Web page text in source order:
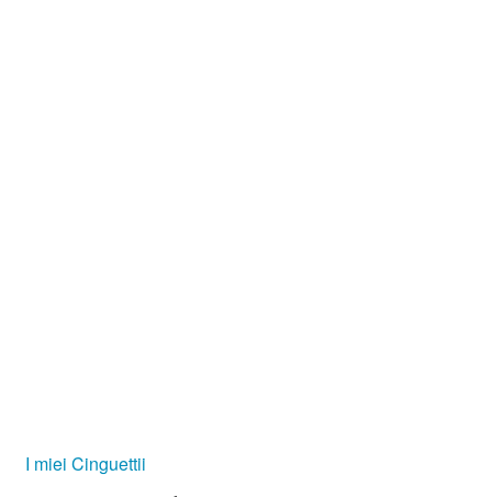
I miei Cinguettii